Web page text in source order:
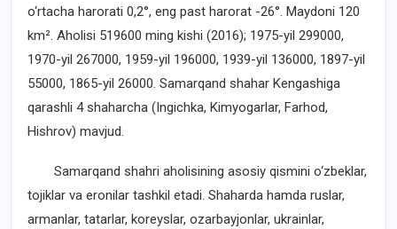
o‘rtacha harorati 0,2°, eng past harorat -26°. Maydoni 120
km². Aholisi 519600 ming kishi (2016); 1975-yil 299000,
1970-yil 267000, 1959-yil 196000, 1939-yil 136000, 1897-yil
55000, 1865-yil 26000. Samarqand shahar Kengashiga
qarashli 4 shaharcha (Ingichka, Kimyogarlar, Farhod,
Hishrov) mavjud.
Samarqand shahri aholisining asosiy qismini o‘zbeklar,
tojiklar va eronilar tashkil etadi. Shaharda hamda ruslar,
armanlar, tatarlar, koreyslar, ozarbayjonlar, ukrainlar,